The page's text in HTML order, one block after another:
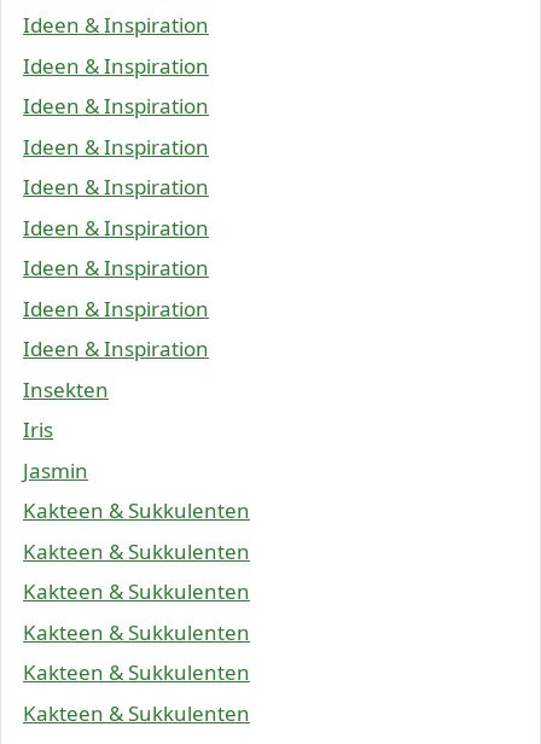
Ideen & Inspiration
Ideen & Inspiration
Ideen & Inspiration
Ideen & Inspiration
Ideen & Inspiration
Ideen & Inspiration
Ideen & Inspiration
Ideen & Inspiration
Ideen & Inspiration
Insekten
Iris
Jasmin
Kakteen & Sukkulenten
Kakteen & Sukkulenten
Kakteen & Sukkulenten
Kakteen & Sukkulenten
Kakteen & Sukkulenten
Kakteen & Sukkulenten